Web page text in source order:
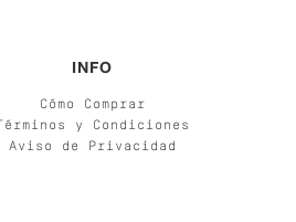
INFO
Cómo Comprar
Términos y Condiciones
Aviso de Privacidad